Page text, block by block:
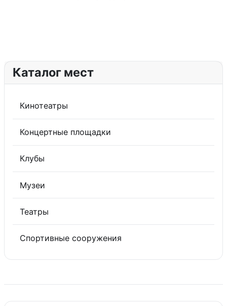
Каталог мест
Кинотеатры
Концертные площадки
Клубы
Музеи
Театры
Спортивные сооружения